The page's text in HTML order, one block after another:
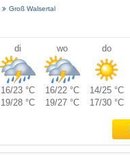
Groß Walsertal
di wo do
16/23 °C 16/22 °C 14/25 °C
19/28 °C 19/27 °C 17/30 °C